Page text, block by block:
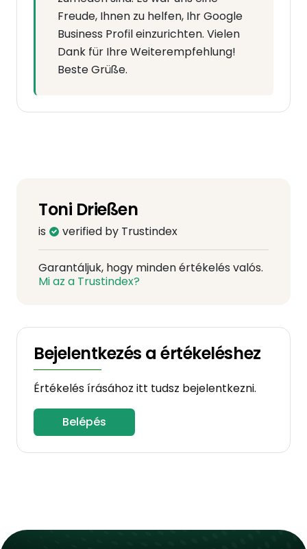
Freude, Ihnen zu helfen, Ihr Google
Business Profil einzurichten. Vielen
Dank für Ihre Weiterempfehlung!
Beste Grüße.
Toni Drießen
is verified by Trustindex
Garantáljuk, hogy minden értékelés valós.
Mi az a Trustindex?
Bejelentkezés a értékeléshez
Értékelés írásához itt tudsz bejelentkezni.
Belépés